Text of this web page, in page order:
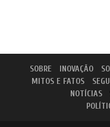
SOBRE INOVAÇÃO
MITOS E FATOS
NOTÍCIAS